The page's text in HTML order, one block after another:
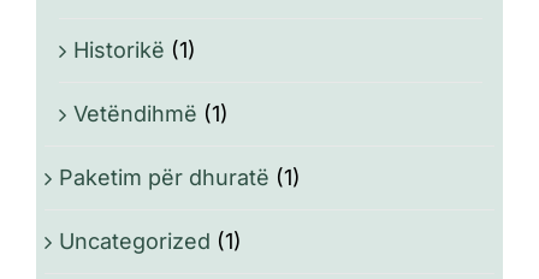
Historikë (1)
Vetëndihmë (1)
Paketim për dhuratë (1)
Uncategorized (1)